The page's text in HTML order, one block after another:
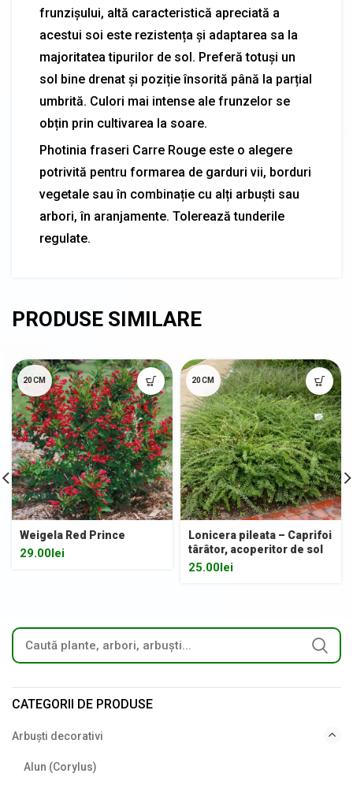
frunzișului, altă caracteristică apreciată a
acestui soi este rezistența și adaptarea sa la
majoritatea tipurilor de sol. Preferă totuși un
sol bine drenat și poziție însorită până la parțial
umbrită. Culori mai intense ale frunzelor se
obțin prin cultivarea la soare.
Photinia fraseri Carre Rouge este o alegere
potrivită pentru formarea de garduri vii, borduri
vegetale sau în combinație cu alți arbuști sau
arbori, în aranjamente. Tolerează tunderile
regulate.
20CM
Weigela Red Prince
29.00 lei
20CM
Lonicera pileata – Caprifoi
târâtor, acoperitor de sol
25.00 lei
CATEGORII DE PRODUSE
Arbuști decorativi
Alun (Corylus)